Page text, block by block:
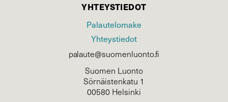
YHTEYSTIEDOT
Palautelomake
Yhteystiedot
palaute@suomenluonto.fi
Suomen Luonto
Sörnäistenkatu 1
00580 Helsinki